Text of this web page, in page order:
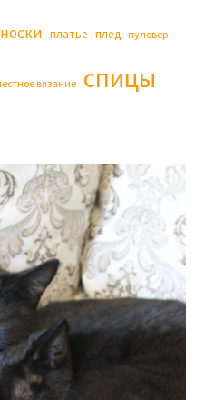
носки платье плед пуловер
вязание спицы